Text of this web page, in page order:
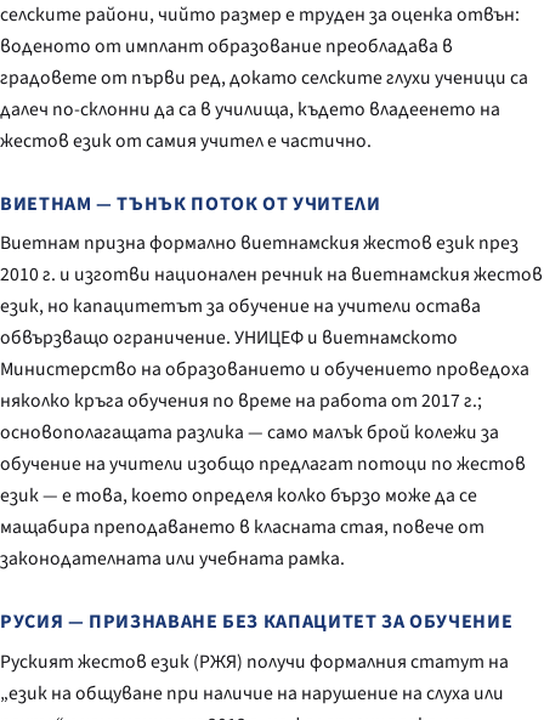
селските райони, чийто размер е труден за оценка отвън:
воденото от имплант образование преобладава в
градовете от първи ред, докато селските глухи ученици са
далеч по-склонни да са в училища, където владеенето на
жестов език от самия учител е частично.
ВИЕТНАМ — ТЪНЪК ПОТОК ОТ УЧИТЕЛИ
Виетнам призна формално виетнамския жестов език през
2010 г. и изготви национален речник на виетнамския жестов
език, но капацитетът за обучение на учители остава
обвързващо ограничение. УНИЦЕФ и виетнамското
Министерство на образованието и обучението проведоха
няколко кръга обучения по време на работа от 2017 г.;
основополагащата разлика — само малък брой колежи за
обучение на учители изобщо предлагат потоци по жестов
език — е това, което определя колко бързо може да се
мащабира преподаването в класната стая, повече от
законодателната или учебната рамка.
РУСИЯ — ПРИЗНАВАНЕ БЕЗ КАПАЦИТЕТ ЗА ОБУЧЕНИЕ
Руският жестов език (РЖЯ) получи формалния статут на
„език на общуване при наличие на нарушение на слуха или